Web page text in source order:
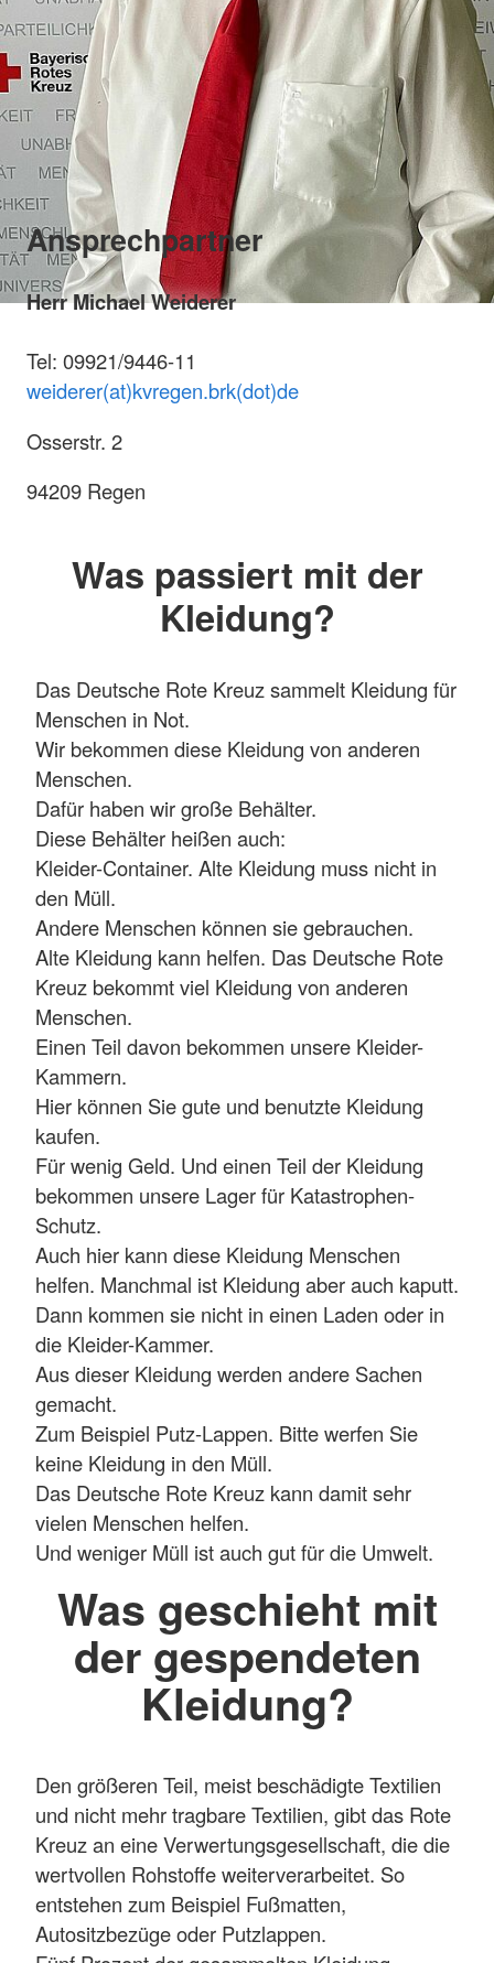
Ansprechpartner
Herr Michael Weiderer
Tel: 09921/9446-11
weiderer(at)kvregen.brk(dot)de
Osserstr. 2
94209 Regen
Was passiert mit der
Kleidung?
Das Deutsche Rote Kreuz sammelt Kleidung für
Menschen in Not.
Wir bekommen diese Kleidung von anderen
Menschen.
Dafür haben wir große Behälter.
Diese Behälter heißen auch:
Kleider-Container. Alte Kleidung muss nicht in
den Müll.
Andere Menschen können sie gebrauchen.
Alte Kleidung kann helfen. Das Deutsche Rote
Kreuz bekommt viel Kleidung von anderen
Menschen.
Einen Teil davon bekommen unsere Kleider-
Kammern.
Hier können Sie gute und benutzte Kleidung
kaufen.
Für wenig Geld. Und einen Teil der Kleidung
bekommen unsere Lager für Katastrophen-
Schutz.
Auch hier kann diese Kleidung Menschen
helfen. Manchmal ist Kleidung aber auch kaputt.
Dann kommen sie nicht in einen Laden oder in
die Kleider-Kammer.
Aus dieser Kleidung werden andere Sachen
gemacht.
Zum Beispiel Putz-Lappen. Bitte werfen Sie
keine Kleidung in den Müll.
Das Deutsche Rote Kreuz kann damit sehr
vielen Menschen helfen.
Und weniger Müll ist auch gut für die Umwelt.
Was geschieht mit
der gespendeten
Kleidung?
Den größeren Teil, meist beschädigte Textilien
und nicht mehr tragbare Textilien, gibt das Rote
Kreuz an eine Verwertungsgesellschaft, die die
wertvollen Rohstoffe weiterverarbeitet. So
entstehen zum Beispiel Fußmatten,
Autositzbezüge oder Putzlappen.